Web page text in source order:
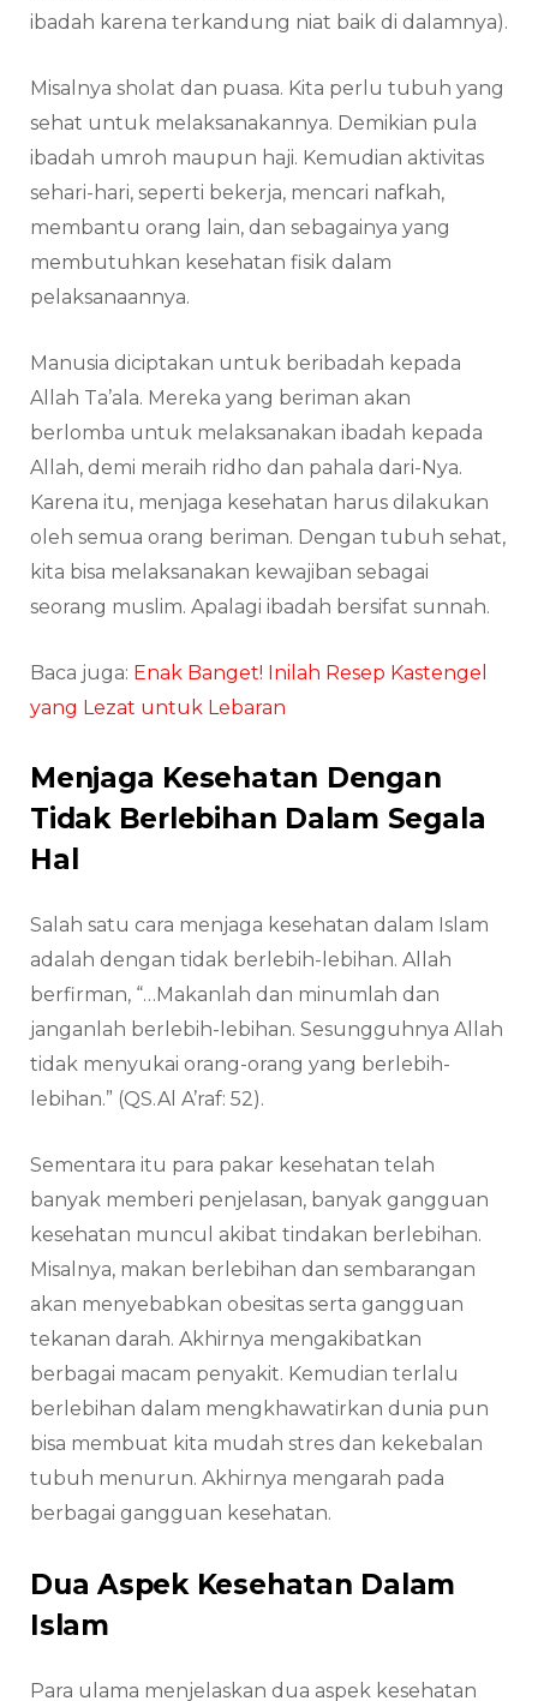
ibadah karena terkandung niat baik di dalamnya).
Misalnya sholat dan puasa. Kita perlu tubuh yang
sehat untuk melaksanakannya. Demikian pula
ibadah umroh maupun haji. Kemudian aktivitas
sehari-hari, seperti bekerja, mencari nafkah,
membantu orang lain, dan sebagainya yang
membutuhkan kesehatan fisik dalam
pelaksanaannya.
Manusia diciptakan untuk beribadah kepada
Allah Ta’ala. Mereka yang beriman akan
berlomba untuk melaksanakan ibadah kepada
Allah, demi meraih ridho dan pahala dari-Nya.
Karena itu, menjaga kesehatan harus dilakukan
oleh semua orang beriman. Dengan tubuh sehat,
kita bisa melaksanakan kewajiban sebagai
seorang muslim. Apalagi ibadah bersifat sunnah.
Baca juga: Enak Banget! Inilah Resep Kastengel
yang Lezat untuk Lebaran
Menjaga Kesehatan Dengan
Tidak Berlebihan Dalam Segala
Hal
Salah satu cara menjaga kesehatan dalam Islam
adalah dengan tidak berlebih-lebihan. Allah
berfirman, “…Makanlah dan minumlah dan
janganlah berlebih-lebihan. Sesungguhnya Allah
tidak menyukai orang-orang yang berlebih-
lebihan.” (QS.Al A’raf: 52).
Sementara itu para pakar kesehatan telah
banyak memberi penjelasan, banyak gangguan
kesehatan muncul akibat tindakan berlebihan.
Misalnya, makan berlebihan dan sembarangan
akan menyebabkan obesitas serta gangguan
tekanan darah. Akhirnya mengakibatkan
berbagai macam penyakit. Kemudian terlalu
berlebihan dalam mengkhawatirkan dunia pun
bisa membuat kita mudah stres dan kekebalan
tubuh menurun. Akhirnya mengarah pada
berbagai gangguan kesehatan.
Dua Aspek Kesehatan Dalam
Islam
Para ulama menjelaskan dua aspek kesehatan